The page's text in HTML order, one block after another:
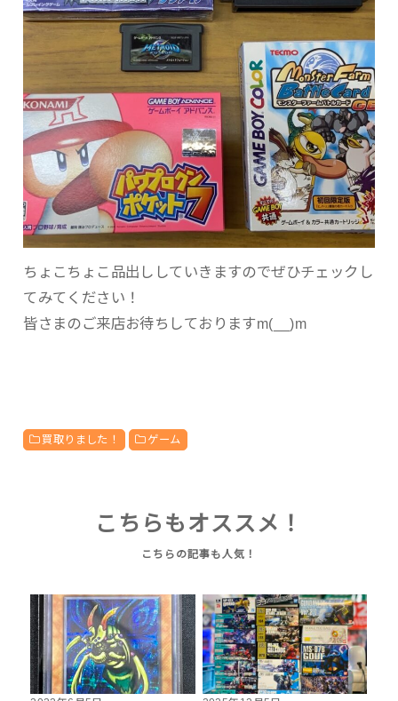
ちょこちょこ品出ししていきますのでぜひチェックし
てみてください！
皆さまのご来店お待ちしておりますm(__)m
買取りました！ ゲーム
こちらもオススメ！